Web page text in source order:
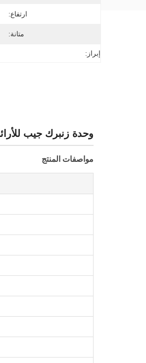
ارتفاع:
متانة:
إبراز:
وحدة زنبرك جيب للأرائك من
مواصفات المنتج